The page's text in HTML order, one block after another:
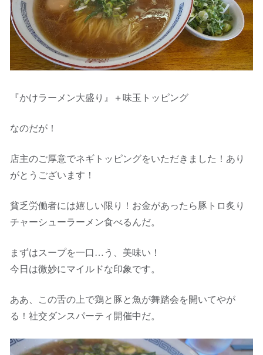
『かけラーメン大盛り』＋味玉トッピング
なのだが！
店主のご厚意でネギトッピングをいただきました！あり
がとうございます！
貧乏労働者には嬉しい限り！お金があったら豚トロ炙り
チャーシューラーメン食べるんだ。
まずはスープを一口…う、美味い！
今日は微妙にマイルドな印象です。
ああ、この舌の上で鶏と豚と魚が舞踏会を開いてやが
る！社交ダンスパーティ開催中だ。